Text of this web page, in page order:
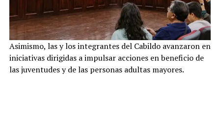
Asimismo, las y los integrantes del Cabildo avanzaron en
iniciativas dirigidas a impulsar acciones en beneficio de
las juventudes y de las personas adultas mayores.